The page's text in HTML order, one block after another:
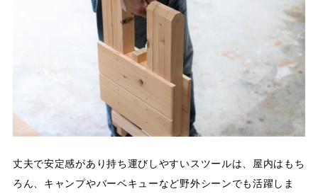
丈夫で安定感があり持ち運びしやすいスツールは、屋内はもち
ろん、キャンプやバーベキューなど野外シーンでも活躍しま